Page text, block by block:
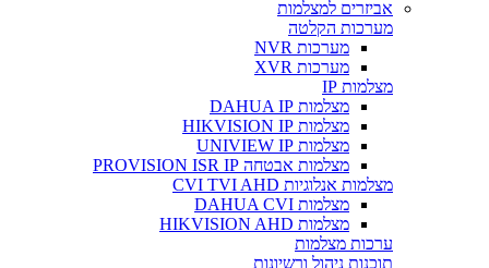
אביזרים למצלמות
מערכות הקלטה
מערכות NVR
מערכות XVR
מצלמות IP
מצלמות DAHUA IP
מצלמות HIKVISION IP
מצלמות UNIVIEW IP
מצלמות אבטחה PROVISION ISR IP
מצלמות אנלוגיות CVI TVI AHD
מצלמות DAHUA CVI
מצלמות HIKVISION AHD
ערכות מצלמות
תוכנות ניהול ורשיונות